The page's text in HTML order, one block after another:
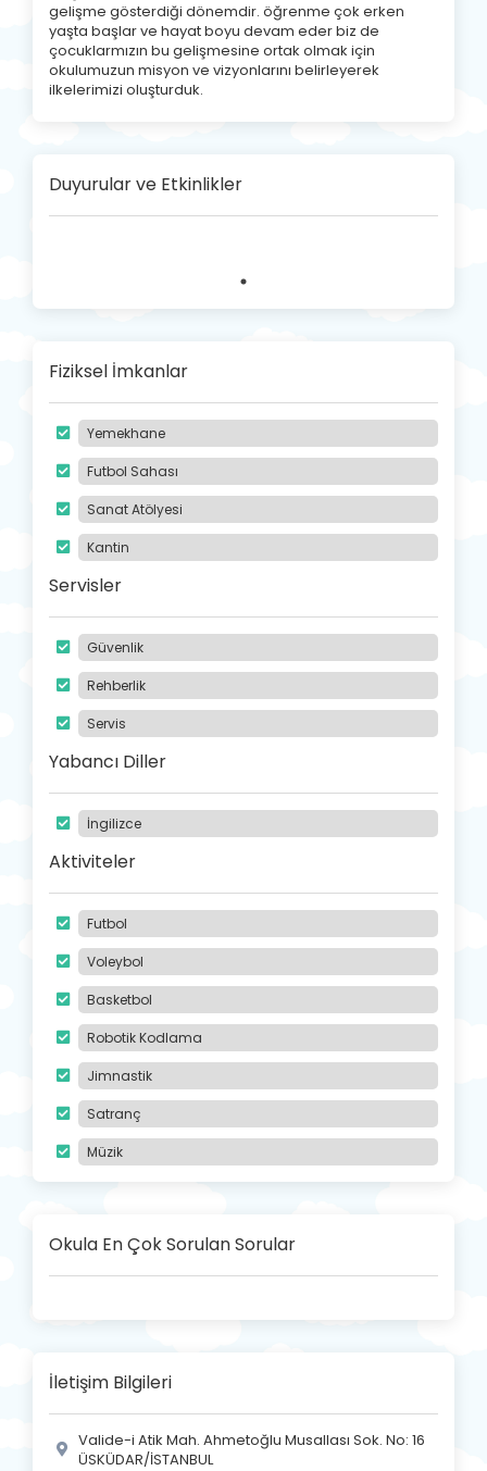
gelişme gösterdiği dönemdir. öğrenme çok erken
yaşta başlar ve hayat boyu devam eder biz de
çocuklarmızın bu gelişmesine ortak olmak için
okulumuzun misyon ve vizyonlarını belirleyerek
ilkelerimizi oluşturduk.
Duyurular ve Etkinlikler
Fiziksel İmkanlar
Yemekhane
Futbol Sahası
Sanat Atölyesi
Kantin
Servisler
Güvenlik
Rehberlik
Servis
Yabancı Diller
İngilizce
Aktiviteler
Futbol
Voleybol
Basketbol
Robotik Kodlama
Jimnastik
Satranç
Müzik
Okula En Çok Sorulan Sorular
İletişim Bilgileri
Valide-i Atik Mah. Ahmetoğlu Musallası Sok. No: 16
ÜSKÜDAR/İSTANBUL